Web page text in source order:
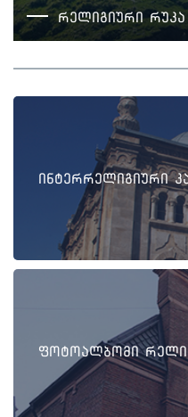
რელიგიური რუკა
ინტერრელიგიური
ფოტოალბომი